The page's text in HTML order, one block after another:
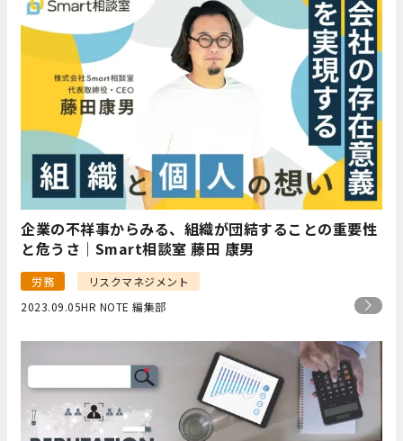
企業の不祥事からみる、組織が団結することの重要性
と危うさ｜Smart相談室 藤田 康男
労務
リスクマネジメント
2023.09.05HR NOTE 編集部